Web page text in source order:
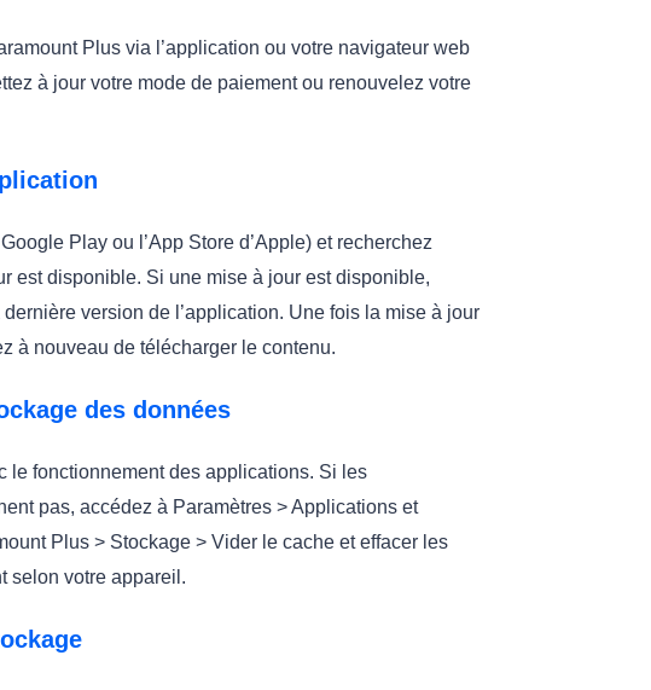
Plus via l’application ou votre navigateur web
à jour votre mode de paiement ou renouvelez votre
Play ou l’App Store d’Apple) et recherchez
est disponible. Si une mise à jour est disponible,
version de l’application. Une fois la mise à jour
à nouveau de télécharger le contenu.
des données
le fonctionnement des applications. Si les
pas, accédez à Paramètres > Applications et
Plus > Stockage > Vider le cache et effacer les
selon votre appareil.